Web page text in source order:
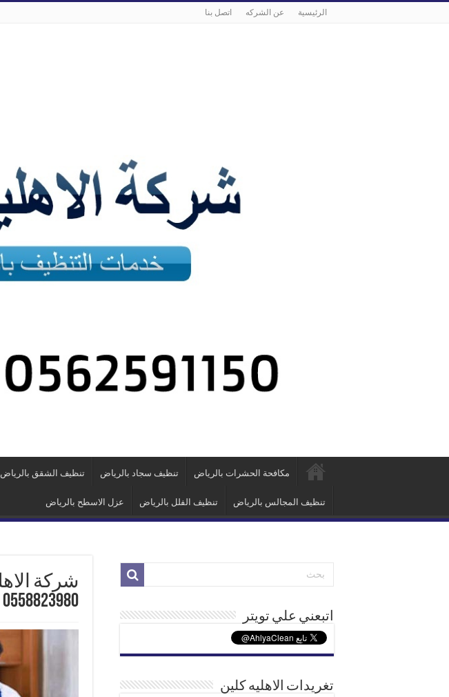
الرئيسية عن الشركه اتصل بنا
مكافحة الحشرات بالرياض تنظيف سجاد بالرياض تنظيف الشقق بالرياض
تنظيف المجالس بالرياض تنظيف الفلل بالرياض عزل الاسطح بالرياض
0558823980
اتبعني علي تويتر
تغريدات الاهليه كلين